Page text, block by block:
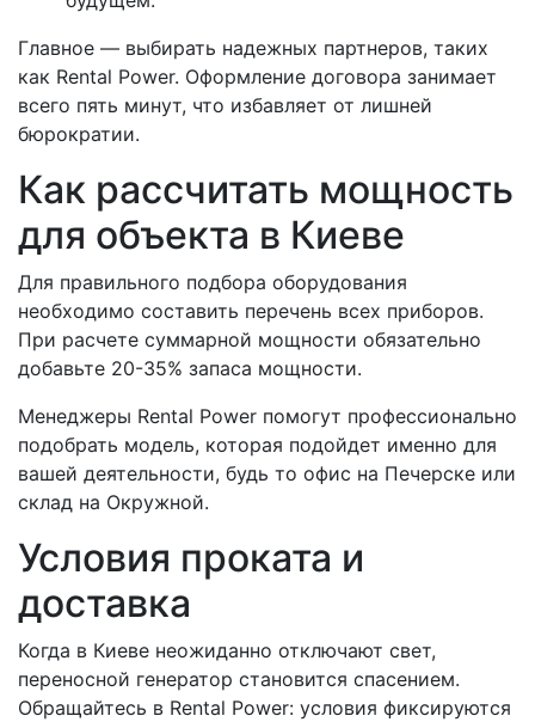
Главное — выбирать надежных партнеров, таких
как Rental Power. Оформление договора занимает
всего пять минут, что избавляет от лишней
бюрократии.
Как рассчитать мощность
для объекта в Киеве
Для правильного подбора оборудования
необходимо составить перечень всех приборов.
При расчете суммарной мощности обязательно
добавьте 20-35% запаса мощности.
Менеджеры Rental Power помогут профессионально
подобрать модель, которая подойдет именно для
вашей деятельности, будь то офис на Печерске или
склад на Окружной.
Условия проката и
доставка
Когда в Киеве неожиданно отключают свет,
переносной генератор становится спасением.
Обращайтесь в Rental Power: условия фиксируются